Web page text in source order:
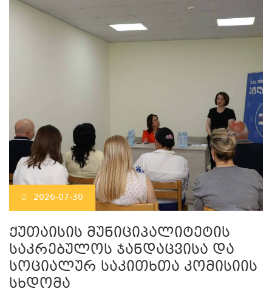
2026-07-30
ქუთაისის მუნიციპალიტეტის
საკრებულოს ჯანდაცვისა და
სოციალურ საკითხთა კომისიის
სხდომა